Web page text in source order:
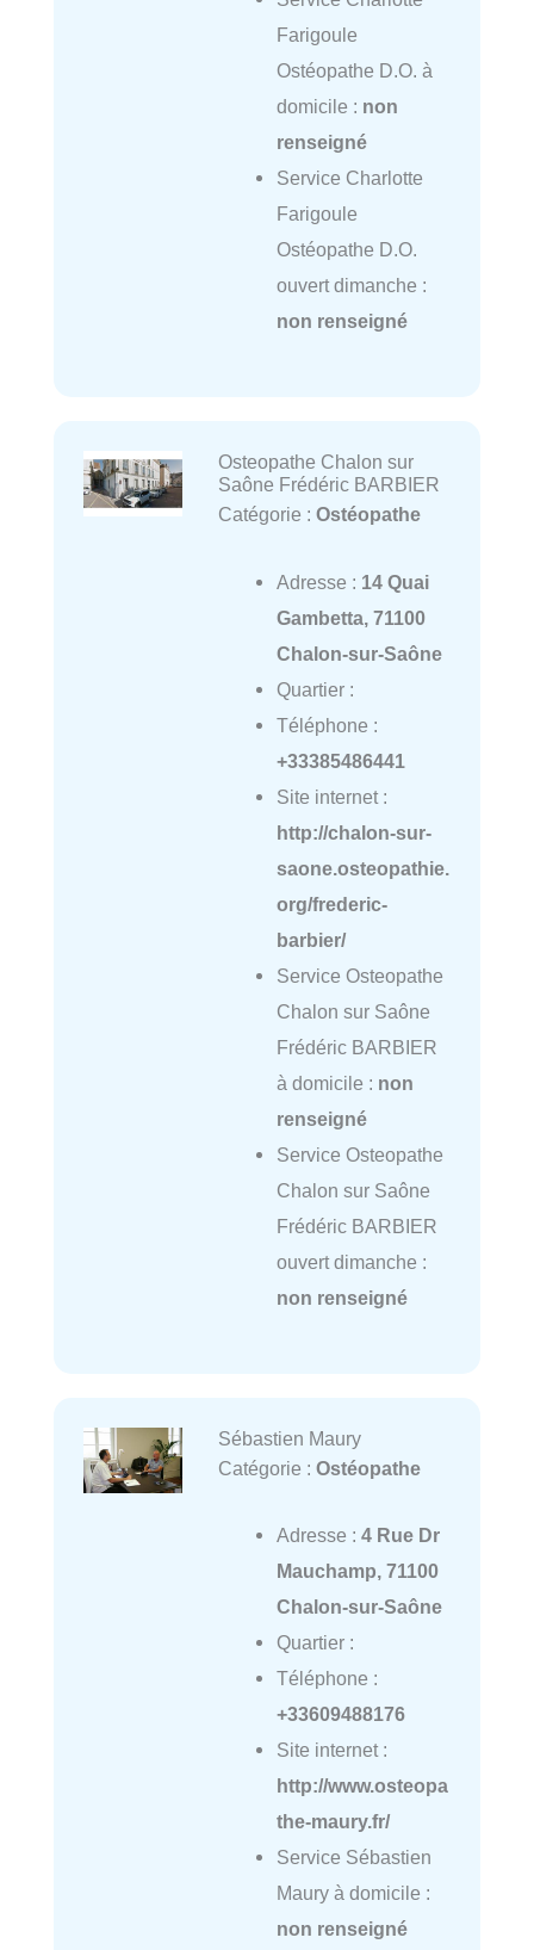
Farigoule
Ostéopathe D.O. à
domicile : non
renseigné
Service Charlotte
Farigoule
Ostéopathe D.O.
ouvert dimanche :
non renseigné
Osteopathe Chalon sur
Saône Frédéric BARBIER
Catégorie : Ostéopathe
Adresse : 14 Quai
Gambetta, 71100
Chalon-sur-Saône
Quartier :
Téléphone :
+33385486441
Site internet :
http://chalon-sur-
saone.osteopathie.
org/frederic-
barbier/
Service Osteopathe
Chalon sur Saône
Frédéric BARBIER
à domicile : non
renseigné
Service Osteopathe
Chalon sur Saône
Frédéric BARBIER
ouvert dimanche :
non renseigné
Sébastien Maury
Catégorie : Ostéopathe
Adresse : 4 Rue Dr
Mauchamp, 71100
Chalon-sur-Saône
Quartier :
Téléphone :
+33609488176
Site internet :
http://www.osteopa
the-maury.fr/
Service Sébastien
Maury à domicile :
non renseigné